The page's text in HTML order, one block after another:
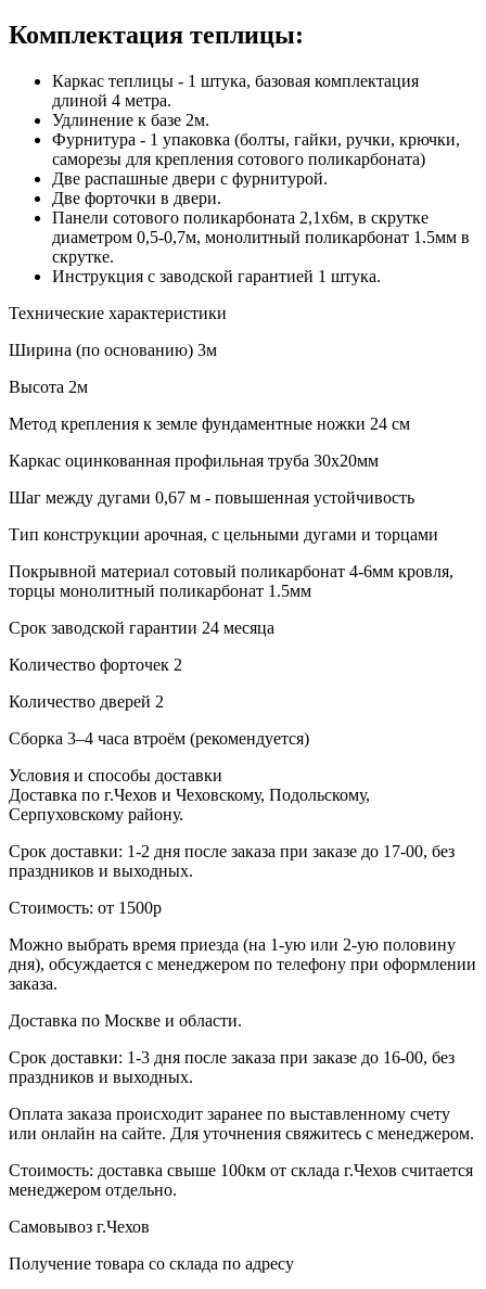
Комплектация теплицы:
Каркас теплицы - 1 штука, базовая комплектация
длиной 4 метра.
Удлинение к базе 2м.
Фурнитура - 1 упаковка (болты, гайки, ручки, крючки,
саморезы для крепления сотового поликарбоната)
Две распашные двери с фурнитурой.
Две форточки в двери.
Панели сотового поликарбоната 2,1x6м, в скрутке
диаметром 0,5-0,7м, монолитный поликарбонат 1.5мм в
скрутке.
Инструкция с заводской гарантией 1 штука.
Технические характеристики
Ширина (по основанию) 3м
Высота 2м
Метод крепления к земле фундаментные ножки 24 см
Каркас оцинкованная профильная труба 30х20мм
Шаг между дугами 0,67 м - повышенная устойчивость
Тип конструкции арочная, с цельными дугами и торцами
Покрывной материал сотовый поликарбонат 4-6мм кровля,
торцы монолитный поликарбонат 1.5мм
Срок заводской гарантии 24 месяца
Количество форточек 2
Количество дверей 2
Сборка 3–4 часа втроём (рекомендуется)
Условия и способы доставки
Доставка по г.Чехов и Чеховскому, Подольскому,
Серпуховскому району.
Срок доставки: 1-2 дня после заказа при заказе до 17-00, без
праздников и выходных.
Стоимость: от 1500р
Можно выбрать время приезда (на 1-ую или 2-ую половину
дня), обсуждается с менеджером по телефону при оформлении
заказа.
Доставка по Москве и области.
Срок доставки: 1-3 дня после заказа при заказе до 16-00, без
праздников и выходных.
Оплата заказа происходит заранее по выставленному счету
или онлайн на сайте. Для уточнения свяжитесь с менеджером.
Стоимость: доставка свыше 100км от склада г.Чехов считается
менеджером отдельно.
Самовывоз г.Чехов
Получение товара со склада по адресу